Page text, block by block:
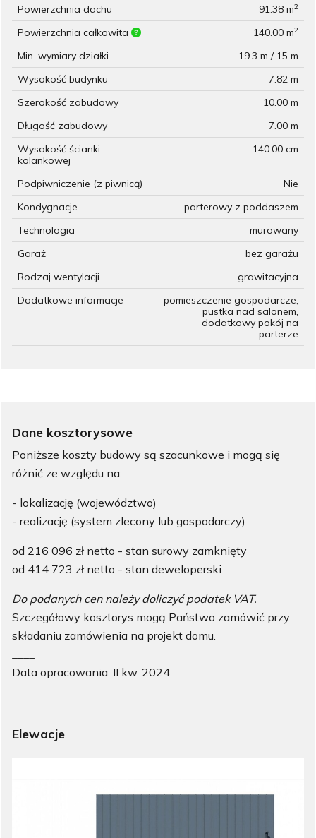
Powierzchnia dachu
91.38 m2
Powierzchnia całkowita 140.00 m2
Min. wymiary działki
19.3 m / 15 m
Wysokość budynku
7.82 m
Szerokość zabudowy
10.00 m
Długość zabudowy
7.00 m
Wysokość ścianki
kolankowej
140.00 cm
Podpiwniczenie (z piwnicą)
Nie
Kondygnacje
parterowy z poddaszem
Technologia
murowany
Garaż
bez garażu
Rodzaj wentylacji
grawitacyjna
Dodatkowe informacje
pomieszczenie gospodarcze,
pustka nad salonem,
dodatkowy pokój na
parterze
Dane kosztorysowe
Poniższe koszty budowy są szacunkowe i mogą się
różnić ze względu na:
- lokalizację (województwo)
- realizację (system zlecony lub gospodarczy)
od 216 096 zł netto - stan surowy zamknięty
od 414 723 zł netto - stan deweloperski
Do podanych cen należy doliczyć podatek VAT.
Szczegółowy kosztorys mogą Państwo zamówić przy
składaniu zamówienia na projekt domu.
Data opracowania: II kw. 2024
Elewacje